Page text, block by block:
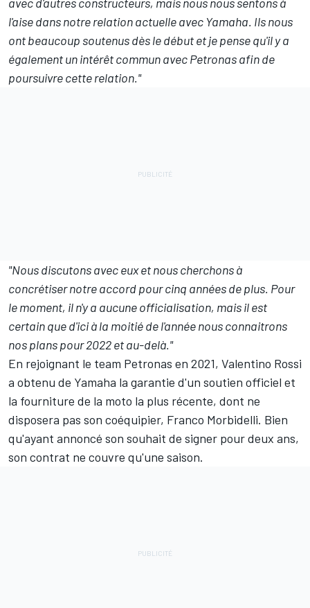
l'aise dans notre relation actuelle avec Yamaha. Ils nous
ont beaucoup soutenus dès le début et je pense qu'il y a
également un intérêt commun avec Petronas afin de
poursuivre cette relation."
"Nous discutons avec eux et nous cherchons à
concrétiser notre accord pour cinq années de plus. Pour
le moment, il n'y a aucune officialisation, mais il est
certain que d'ici à la moitié de l'année nous connaitrons
nos plans pour 2022 et au-delà."
En rejoignant le team Petronas en 2021, Valentino Rossi
a obtenu de Yamaha la garantie d'un soutien officiel et
la fourniture de la moto la plus récente, dont ne
disposera pas son coéquipier, Franco Morbidelli. Bien
qu'ayant annoncé son souhait de signer pour deux ans,
son contrat ne couvre qu'une saison.